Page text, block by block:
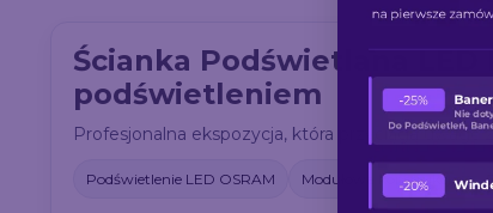
Ścianka Podświetlana
podświetleniem
Profesjonalna ekspozycja, która przyciąga uwagę z
Podświetlenie LED OSRAM Modułowa konstrukcja